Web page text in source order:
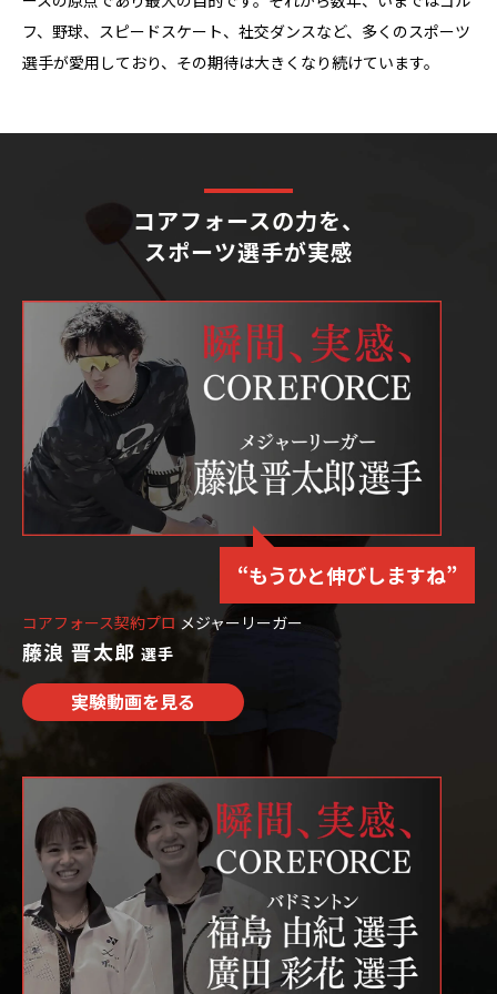
フ、野球、スピードスケート、社交ダンスなど、多くのスポーツ
選手が愛用しており、その期待は大きくなり続けています。
コアフォースの力を、
スポーツ選手が実感
“もうひと伸びしますね”
コアフォース契約プロ メジャーリーガー
藤浪 晋太郎 選手
実験動画を見る